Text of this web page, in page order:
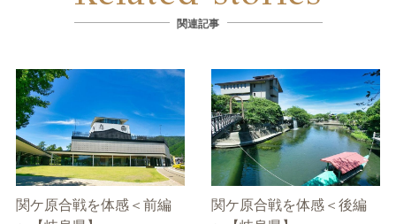
関連記事
関ケ原合戦を体感＜前編
関ケ原合戦を体感＜後編